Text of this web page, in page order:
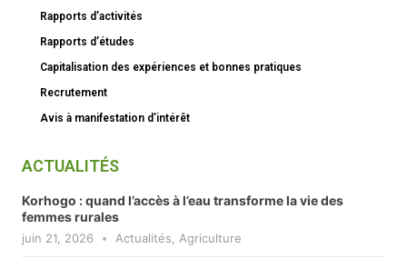
Rapports d’activités
Rapports d’études
Capitalisation des expériences et bonnes pratiques
Recrutement
Avis à manifestation d’intérêt
ACTUALITÉS
Korhogo : quand l’accès à l’eau transforme la vie des
femmes rurales
juin 21, 2026 Actualités Agriculture